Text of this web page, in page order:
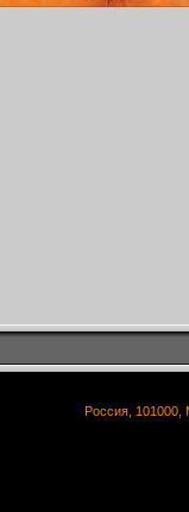
Россия, 101000,